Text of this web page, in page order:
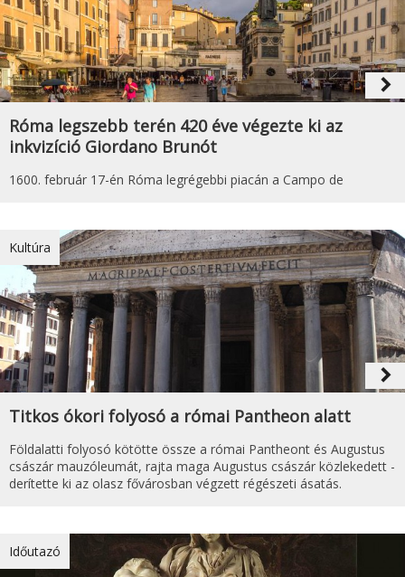
navigate_next
Róma legszebb terén 420 éve végezte ki az
inkvizíció Giordano Brunót
1600. február 17-én Róma legrégebbi piacán a Campo de
Kultúra
navigate_next
Titkos ókori folyosó a római Pantheon alatt
Földalatti folyosó kötötte össze a római Pantheont és Augustus
császár mauzóleumát, rajta maga Augustus császár közlekedett -
derítette ki az olasz fővárosban végzett régészeti ásatás.
Időutazó